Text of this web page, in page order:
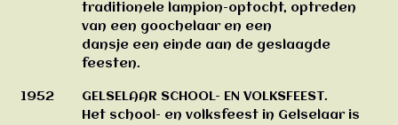
traditionele lampion-optocht, optreden
van een goochelaar en een
dansje een einde aan de geslaagde
feesten.
1952
GELSELAAR SCHOOL- EN VOLKSFEEST.
Het school- en volksfeest in Gelselaar is